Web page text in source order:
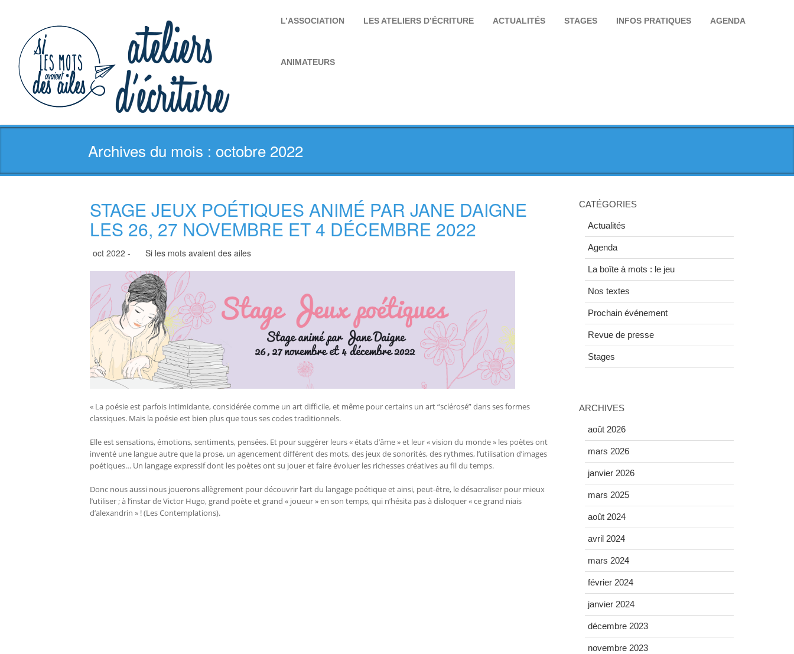
L’ASSOCIATION LES ATELIERS D’ÉCRITURE ACTUALITÉS STAGES INFOS PRATIQUES AGENDA
ANIMATEURS
Archives du mois : octobre 2022
STAGE JEUX POÉTIQUES ANIMÉ PAR JANE DAIGNE
LES 26, 27 NOVEMBRE ET 4 DÉCEMBRE 2022
oct 2022 - Si les mots avaient des ailes
« La poésie est parfois intimidante, considérée comme un art difficile, et même pour certains un art “sclérosé” dans ses formes
classiques. Mais la poésie est bien plus que tous ses codes traditionnels.
Elle est sensations, émotions, sentiments, pensées. Et pour suggérer leurs « états d’âme » et leur « vision du monde » les poètes ont
inventé une langue autre que la prose, un agencement différent des mots, des jeux de sonorités, des rythmes, l’utilisation d’images
poétiques… Un langage expressif dont les poètes ont su jouer et faire évoluer les richesses créatives au fil du temps.
Donc nous aussi nous jouerons allègrement pour découvrir l’art du langage poétique et ainsi, peut-être, le désacraliser pour mieux
l’utiliser ; à l’instar de Victor Hugo, grand poète et grand « joueur » en son temps, qui n’hésita pas à disloquer « ce grand niais
d’alexandrin » ! (Les Contemplations).
CATÉGORIES
Actualités
Agenda
La boîte à mots : le jeu
Nos textes
Prochain événement
Revue de presse
Stages
ARCHIVES
août 2026
mars 2026
janvier 2026
mars 2025
août 2024
avril 2024
mars 2024
février 2024
janvier 2024
décembre 2023
novembre 2023